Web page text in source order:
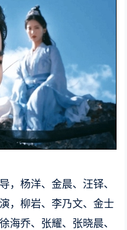
，杨洋、金晨、汪铎、
，柳岩、李乃文、金士
海乔、张耀、张晓晨、